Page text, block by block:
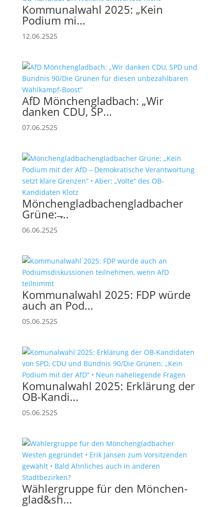
Kommunalwahl 2025: „Kein
Podium mi...
12.06.2525
AfD Mönchengladbach: „Wir
danken CDU, SP...
07.06.2525
Mönchengladbachengladbacher
Grüne: ̶...
06.06.2525
Kommunalwahl 2025: FDP würde
auch an Pod...
05.06.2525
Komunalwahl 2025: Erklärung der
OB-Kandi...
05.06.2525
Wählergruppe für den Mönchen­
glad&sh...